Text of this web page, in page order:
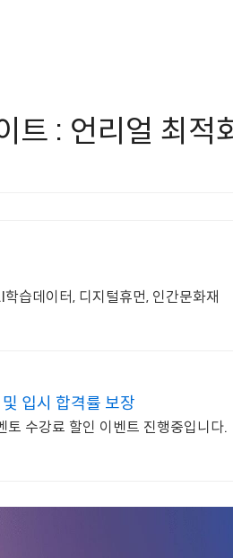
트 : 언리얼 최적
습데이터, 디지털휴먼, 인간문화재
입시 합격률 보장
토 수강료 할인 이벤트 진행중입니다.